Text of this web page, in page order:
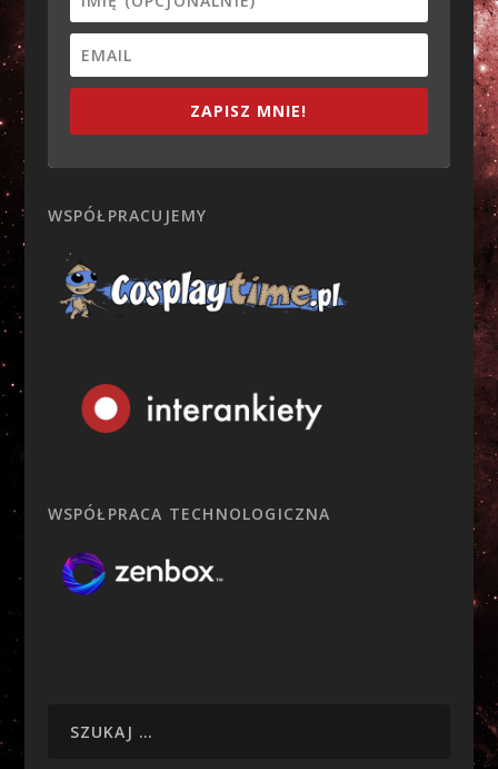
ZAPISZ MNIE!
WSPÓŁPRACUJEMY
WSPÓŁPRACA TECHNOLOGICZNA